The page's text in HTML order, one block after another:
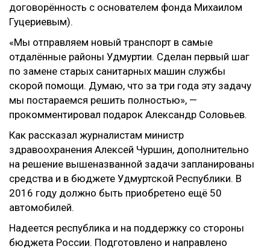
договорённость с основателем фонда Михаилом
Гуцериевым).
«Мы отправляем новый транспорт в самые
отдалённые районы Удмуртии. Сделан первый шаг
по замене старых санитарных машин службы
скорой помощи. Думаю, что за три года эту задачу
мы постараемся решить полностью», —
прокомментировал подарок Александр Соловьев.
Как рассказал журналистам министр
здравоохранения Алексей Чуршин, дополнительно
на решение вышеназванной задачи запланированы
средства и в бюджете Удмуртской Республики. В
2016 году должно быть приобретено ещё 50
автомобилей.
Надеется республика и на поддержку со стороны
бюджета России. Подготовлено и направлено